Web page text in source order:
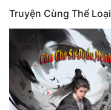
Sảng Văn
Sủng
Thanh Xuân
Truyện Cùng Thể Loại